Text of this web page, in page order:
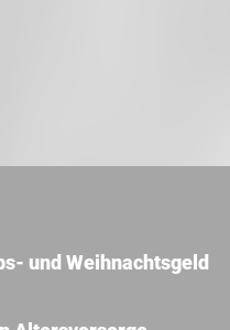
und Weihnachtsgeld